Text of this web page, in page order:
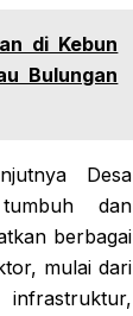
di Kebun
Bulungan
Desa
dan
berbagai
mulai dari